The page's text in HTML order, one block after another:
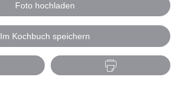
Foto hochladen
Im Kochbuch speichern